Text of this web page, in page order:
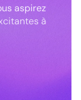
aspirez
à